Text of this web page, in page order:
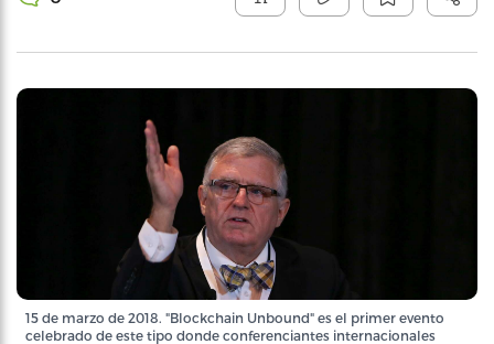
15 de marzo de 2018. "Blockchain Unbound" es el primer evento
celebrado de este tipo donde conferenciantes internacionales